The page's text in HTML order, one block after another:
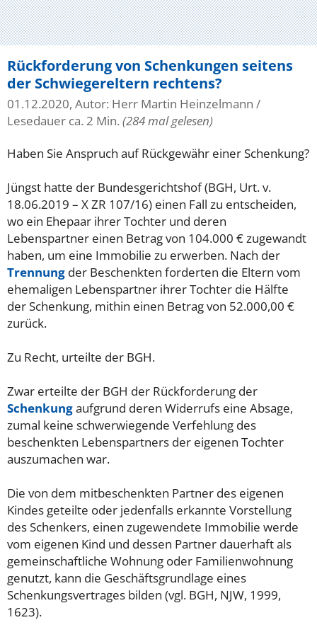
Rückforderung von Schenkungen seitens
der Schwiegereltern rechtens?
01.12.2020, Autor: Herr Martin Heinzelmann /
Lesedauer ca. 2 Min. (284 mal gelesen)
Haben Sie Anspruch auf Rückgewähr einer Schenkung?
Jüngst hatte der Bundesgerichtshof (BGH, Urt. v.
18.06.2019 – X ZR 107/16) einen Fall zu entscheiden,
wo ein Ehepaar ihrer Tochter und deren
Lebenspartner einen Betrag von 104.000 € zugewandt
haben, um eine Immobilie zu erwerben. Nach der
Trennung der Beschenkten forderten die Eltern vom
ehemaligen Lebenspartner ihrer Tochter die Hälfte
der Schenkung, mithin einen Betrag von 52.000,00 €
zurück.
Zu Recht, urteilte der BGH.
Zwar erteilte der BGH der Rückforderung der
Schenkungaufgrund deren Widerrufs eine Absage,
zumal keine schwerwiegende Verfehlung des
beschenkten Lebenspartners der eigenen Tochter
auszumachen war.
Die von dem mitbeschenkten Partner des eigenen
Kindes geteilte oder jedenfalls erkannte Vorstellung
des Schenkers, einen zugewendete Immobilie werde
vom eigenen Kind und dessen Partner dauerhaft als
gemeinschaftliche Wohnung oder Familienwohnung
genutzt, kann die Geschäftsgrundlage eines
Schenkungsvertrages bilden (vgl. BGH, NJW, 1999,
1623).